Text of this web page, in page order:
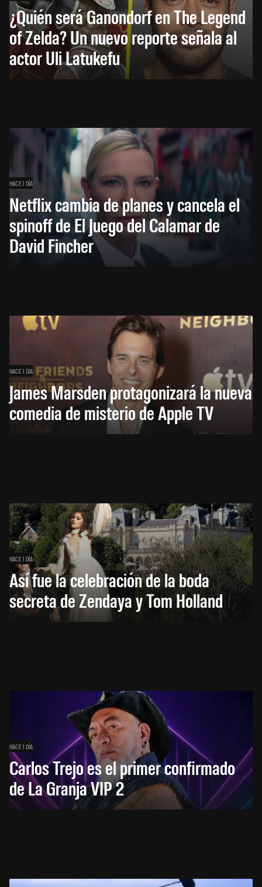
¿Quién será Ganondorf en The Legend
of Zelda? Un nuevo reporte señala al
actor Uli Latukefu
HACE 1 DÍA
Netflix cambia de planes y cancela el
spinoff de El Juego del Calamar de
David Fincher
HACE 1 DÍA
James Marsden protagonizará la nueva
comedia de misterio de Apple TV
HACE 1 DÍA
Así fue la celebración de la boda
secreta de Zendaya y Tom Holland
HACE 1 DÍA
Carlos Trejo es el primer confirmado
de La Granja VIP 2